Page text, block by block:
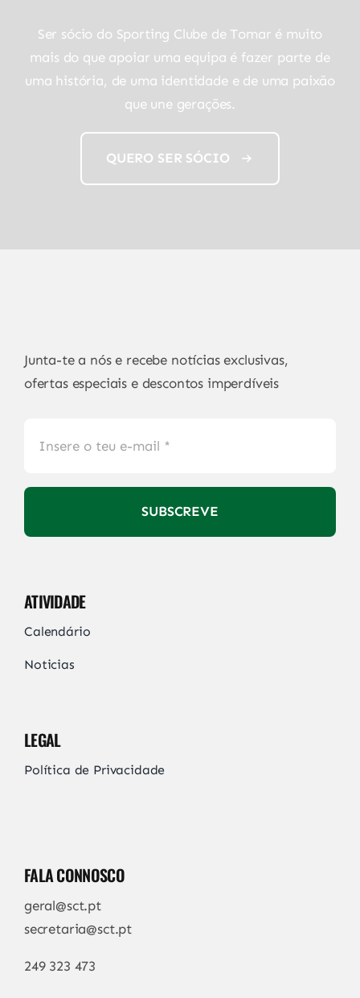
Ser sócio do Sporting Clube de Tomar é muito
mais do que apoiar uma equipa é fazer parte de
uma história, de uma identidade e de uma paixão
que une gerações.
QUERO SER SÓCIO
Junta-te a nós e recebe notícias exclusivas,
ofertas especiais e descontos imperdíveis
SUBSCREVE
ATIVIDADE
Calendário
Noticias
LEGAL
Política de Privacidade
FALA CONNOSCO
geral@sct.pt
secretaria@sct.pt
249 323 473